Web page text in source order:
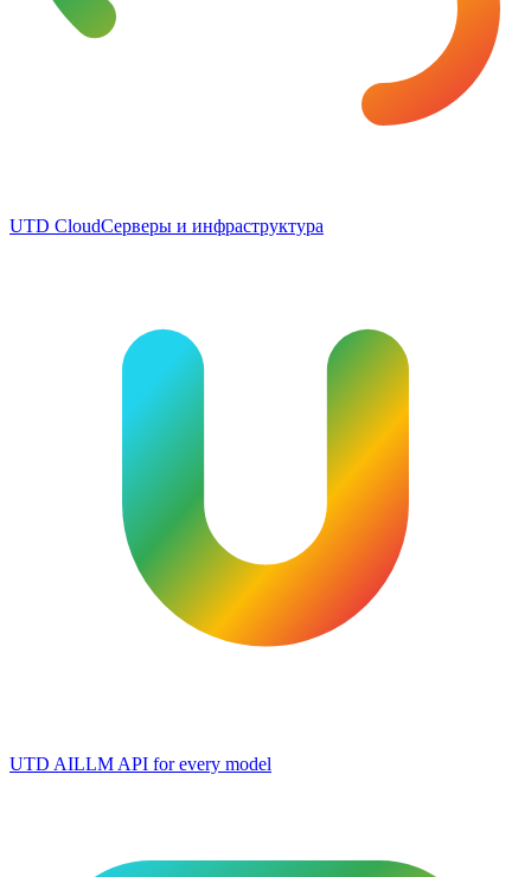
UTD CloudСерверы и инфраструктура
UTD AILLM API for every model